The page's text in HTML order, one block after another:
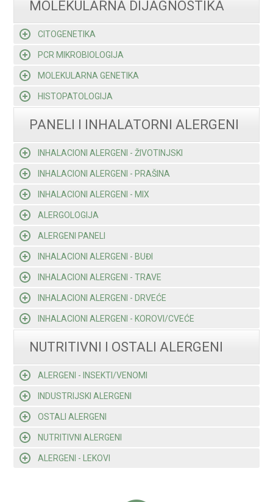
MOLEKULARNA DIJAGNOSTIKA
CITOGENETIKA
PCR MIKROBIOLOGIJA
MOLEKULARNA GENETIKA
HISTOPATOLOGIJA
PANELI I INHALATORNI ALERGENI
INHALACIONI ALERGENI - ŽIVOTINJSKI
INHALACIONI ALERGENI - PRAŠINA
INHALACIONI ALERGENI - MIX
ALERGOLOGIJA
ALERGENI PANELI
INHALACIONI ALERGENI - BUĐI
INHALACIONI ALERGENI - TRAVE
INHALACIONI ALERGENI - DRVEĆE
INHALACIONI ALERGENI - KOROVI/CVEĆE
NUTRITIVNI I OSTALI ALERGENI
ALERGENI - INSEKTI/VENOMI
INDUSTRIJSKI ALERGENI
OSTALI ALERGENI
NUTRITIVNI ALERGENI
ALERGENI - LEKOVI